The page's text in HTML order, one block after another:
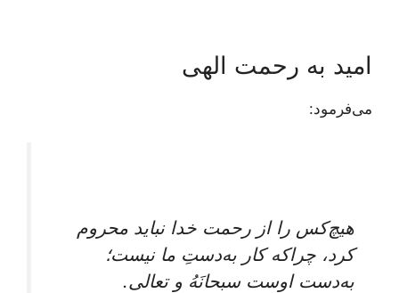
امید به رحمت الهی
می‌فرمود:
هیچ‌کس را از رحمت خدا نباید محروم
کرد، چراکه کار به‌دستِ ما نیست؛
به‌دست اوست سبحانَهُ و تعالی.